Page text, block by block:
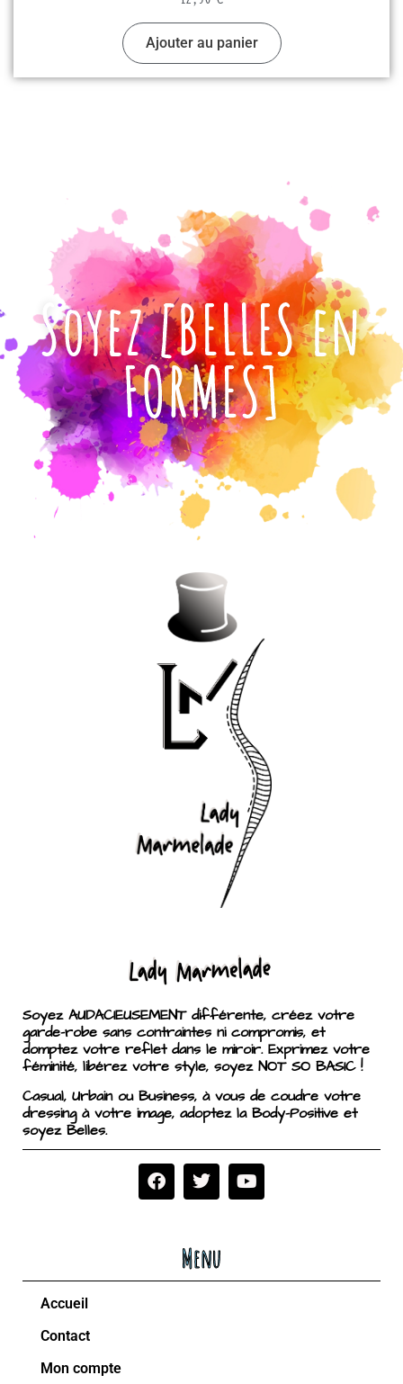
Ajouter au panier
Soyez [BELLES en
FORMES]
Soyez AUDACIEUSEMENT différente, créez votre
garde-robe sans contraintes ni compromis, et
domptez votre reflet dans le miroir. Exprimez votre
féminité, libérez votre style, soyez NOT SO BASIC !
Casual, Urbain ou Business, à vous de coudre votre
dressing à votre image, adoptez la Body-Positive et
soyez Belles.
Menu
Accueil
Contact
Mon compte